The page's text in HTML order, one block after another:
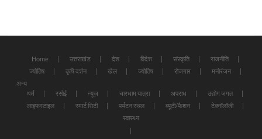
Home उत्तराखंड देश विदेश संस्कृति
राजनीति
ज्योतिष
कृषि दर्शन खेल ज्योतिष रोजगार
मनोरंजन
अन्य
धर्म
रसोई न्यूज़ चारधाम यात्रा अपराध
उद्योग जगत
लाइफस्टाइल
स्मार्ट सिटी पर्यटन स्थल ब्यूटी/फैशन
टेक्नॉलॉजी
स्वास्थ्य